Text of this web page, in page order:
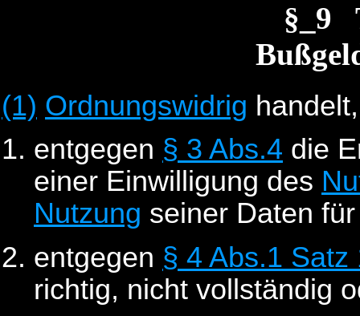
§_9
(1) Ordnungswidrig
entgegen § 3 Abs.4 die
einer Einwilligung des
Nutzung seiner Daten
entgegen § 4 Abs.1 Satz
richtig, nicht vollständig